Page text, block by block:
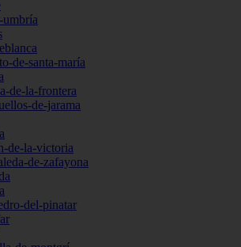
de-santa-maría
de-la-frontera
de-jarama
de-la-victoria
de-zafayona
del-pinatar